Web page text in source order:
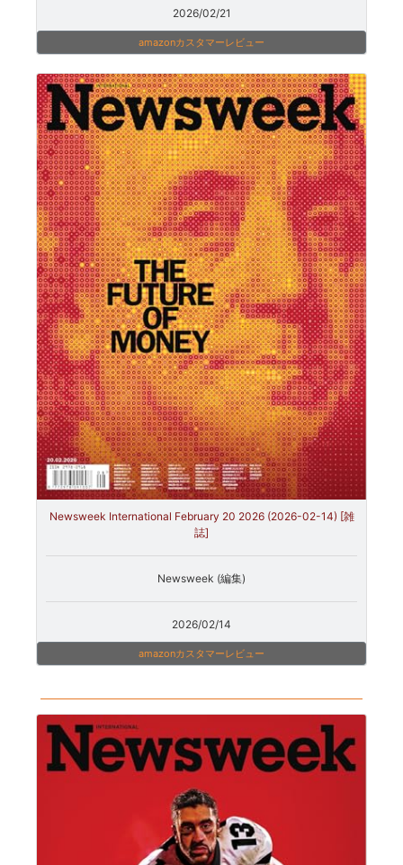
2026/02/21
amazonカスタマーレビュー
Newsweek International February 20 2026 (2026-02-14) [雑
誌]
Newsweek (編集)
2026/02/14
amazonカスタマーレビュー